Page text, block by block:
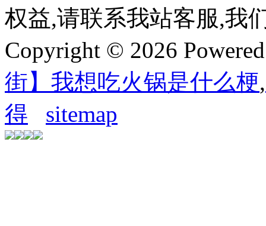
权益,请联系我站客服,我
Copyright © 2026
街】我想吃火锅是什么梗,
得
sitemap